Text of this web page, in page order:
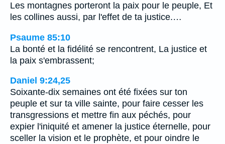
Les montagnes porteront la paix pour le peuple, Et
les collines aussi, par l'effet de ta justice.…
Psaume 85:10
La bonté et la fidélité se rencontrent, La justice et
la paix s'embrassent;
Daniel 9:24,25
Soixante-dix semaines ont été fixées sur ton
peuple et sur ta ville sainte, pour faire cesser les
transgressions et mettre fin aux péchés, pour
expier l'iniquité et amener la justice éternelle, pour
sceller la vision et le prophète, et pour oindre le